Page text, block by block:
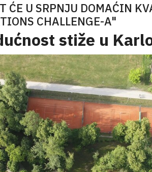
ĆE U SRPNJU DOMAĆIN
CHALLENGE-A"
stiže u